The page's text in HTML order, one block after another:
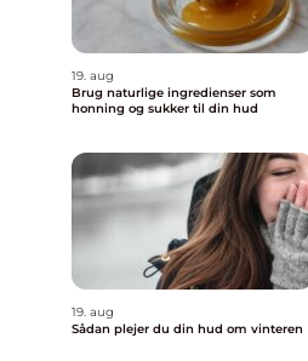
19. aug
Brug naturlige ingredienser som
honning og sukker til din hud
19. aug
Sådan plejer du din hud om vinteren